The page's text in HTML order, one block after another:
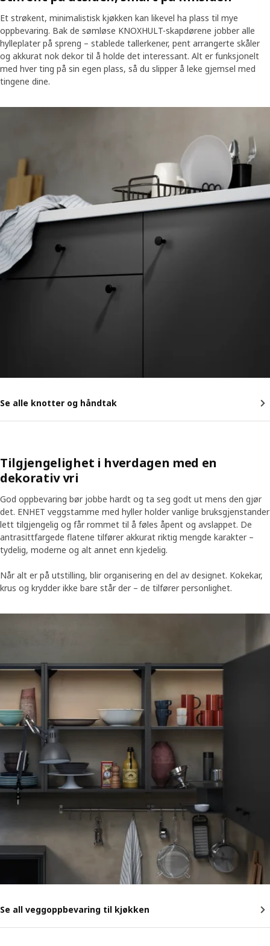
Et strøkent, minimalistisk kjøkken kan likevel ha plass til mye
oppbevaring. Bak de sømløse KNOXHULT-skapdørene jobber alle
hylleplater på spreng – stablede tallerkener, pent arrangerte skåler
og akkurat nok dekor til å holde det interessant. Alt er funksjonelt
med hver ting på sin egen plass, så du slipper å leke gjemsel med
tingene dine.
Se alle knotter og håndtak
Tilgjengelighet i hverdagen med en
dekorativ vri
God oppbevaring bør jobbe hardt og ta seg godt ut mens den gjør
det. ENHET veggstamme med hyller holder vanlige bruksgjenstander
lett tilgjengelig og får rommet til å føles åpent og avslappet. De
antrasittfargede flatene tilfører akkurat riktig mengde karakter –
tydelig, moderne og alt annet enn kjedelig.
Når alt er på utstilling, blir organisering en del av designet. Kokekar,
krus og krydder ikke bare står der – de tilfører personlighet.
Se all veggoppbevaring til kjøkken